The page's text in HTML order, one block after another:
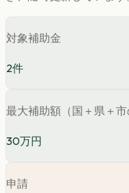
対象補助金
2件
最大補助額（国＋県＋市
30万円
申請